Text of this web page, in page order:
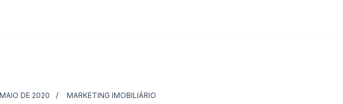
DE 2020 MARKETING IMOBILIÁRIO